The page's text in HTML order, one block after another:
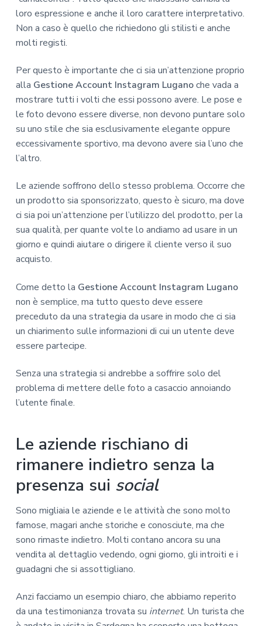
loro espressione e anche il loro carattere interpretativo.
Non a caso è quello che richiedono gli stilisti e anche
molti registi.
Per questo è importante che ci sia un’attenzione proprio
alla Gestione Account Instagram Luganoche vada a
mostrare tutti i volti che essi possono avere. Le pose e
le foto devono essere diverse, non devono puntare solo
su uno stile che sia esclusivamente elegante oppure
eccessivamente sportivo, ma devono avere sia l’uno che
l’altro.
Le aziende soffrono dello stesso problema. Occorre che
un prodotto sia sponsorizzato, questo è sicuro, ma dove
ci sia poi un’attenzione per l’utilizzo del prodotto, per la
sua qualità, per quante volte lo andiamo ad usare in un
giorno e quindi aiutare o dirigere il cliente verso il suo
acquisto.
Come detto la Gestione Account Instagram Lugano
non è semplice, ma tutto questo deve essere
preceduto da una strategia da usare in modo che ci sia
un chiarimento sulle informazioni di cui un utente deve
essere partecipe.
Senza una strategia si andrebbe a soffrire solo del
problema di mettere delle foto a casaccio annoiando
l’utente finale.
Le aziende rischiano di
rimanere indietro senza la
presenza sui social
Sono migliaia le aziende e le attività che sono molto
famose, magari anche storiche e conosciute, ma che
sono rimaste indietro. Molti contano ancora su una
vendita al dettaglio vedendo, ogni giorno, gli introiti e i
guadagni che si assottigliano.
Anzi facciamo un esempio chiaro, che abbiamo reperito
da una testimonianza trovata su internet. Un turista che